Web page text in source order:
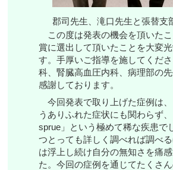
郡司先生、滝口先生と張替支
この度は発表の機会を頂いた
賞に選出して頂いたことを大変
す。手厚いご指導を施してくだ
科、腎臓高血圧内科、病理部の
感謝しております。
今回発表で取り上げた症例は
うありふれた症状にも関わらず
sprue」という極めて稀な疾患で
つとっても詳しく調べれば調べ
は浮上し続け自分の無知さを痛
た。今回の症例を通じてたくさ